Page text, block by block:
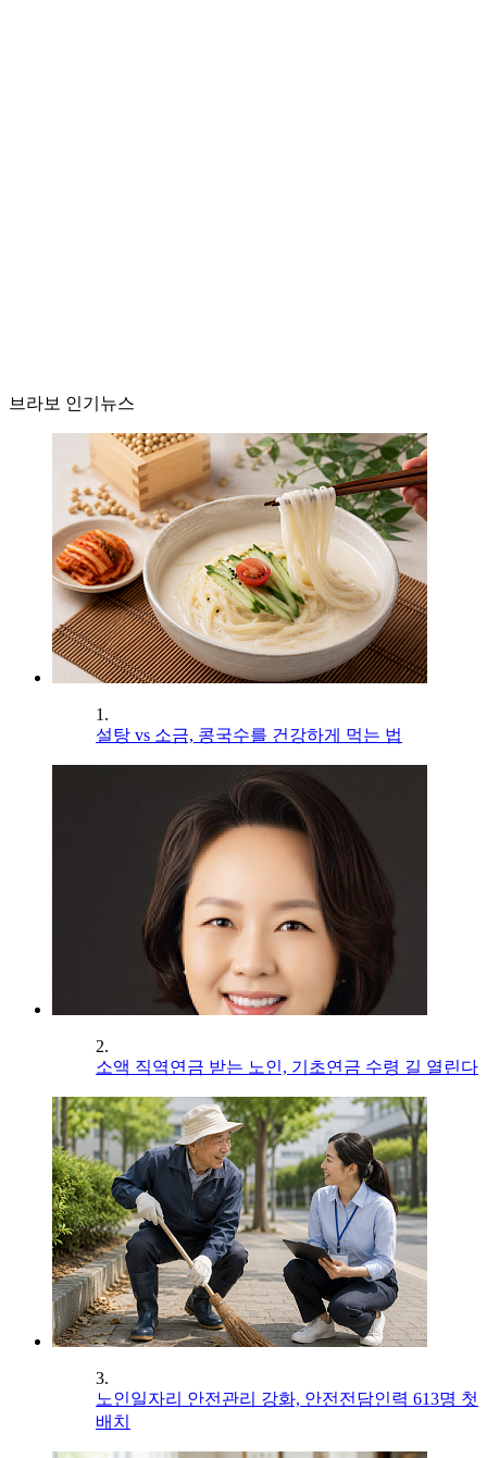
브라보 인기뉴스
1.
설탕 vs 소금, 콩국수를 건강하게 먹는 법
2.
소액 직역연금 받는 노인, 기초연금 수령 길 열린다
3.
노인일자리 안전관리 강화, 안전전담인력 613명 첫
배치